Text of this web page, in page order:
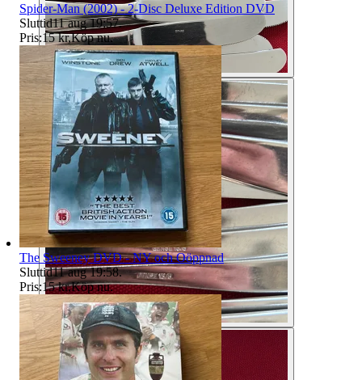
Spider-Man (2002) - 2-Disc Deluxe Edition DVD
Sluttid11 aug 19:57.
Pris:15 kr,Köp nu.
The Sweeney DVD - NY och Oöppnad
Sluttid11 aug 19:58.
Pris:15 kr,Köp nu.